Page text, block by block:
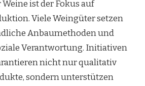
ist der Fokus auf
Viele Weingüter setzen
Anbaumethoden und
Verantwortung. Initiativen
nicht nur qualitativ
sondern unterstützen